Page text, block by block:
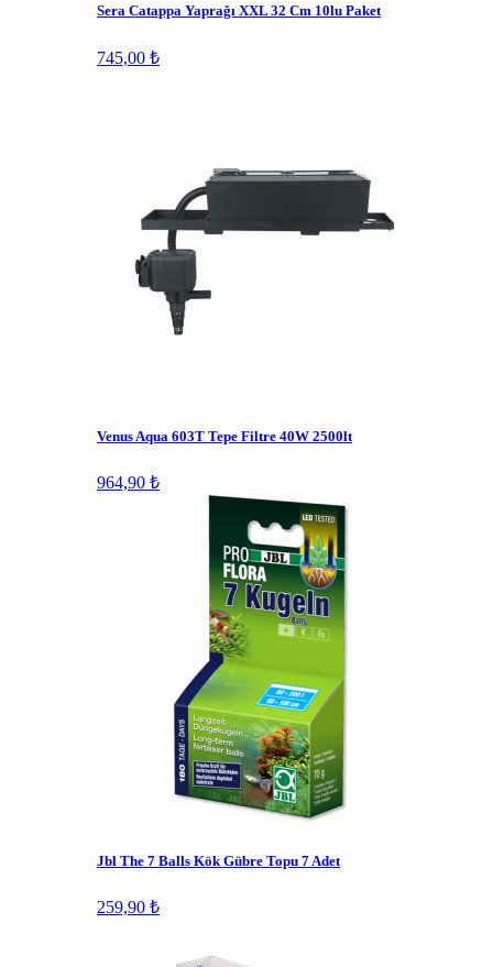
Sera Catappa Yaprağı XXL 32 Cm 10lu Paket
745,00 ₺
Venus Aqua 603T Tepe Filtre 40W 2500lt
964,90 ₺
Jbl The 7 Balls Kök Gübre Topu 7 Adet
259,90 ₺